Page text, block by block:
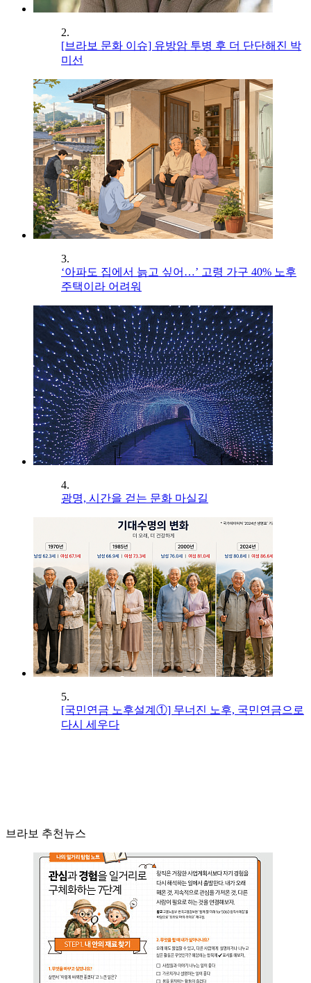
2.
[브라보 문화 이슈] 유방암 투병 후 더 단단해진 박
미선
3.
‘아파도 집에서 늙고 싶어…’ 고령 가구 40% 노후
주택이라 어려워
4.
광명, 시간을 걷는 문화 마실길
5.
[국민연금 노후설계①] 무너진 노후, 국민연금으로
다시 세우다
브라보 추천뉴스